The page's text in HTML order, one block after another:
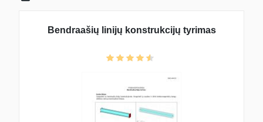
Bendraašių linijų konstrukcijų tyrimas